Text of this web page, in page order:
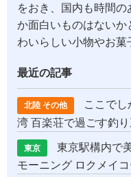
をおき、国内も時間
か面白いものはない
わいらしい小物やお菓
最近の記事
北陸 その他
ここで
湾 百楽荘で過ごす釣
東京
東京駅構内で
モーニング ロクメイ